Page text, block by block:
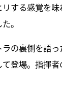
する感覚を
。
の裏側を語っ
登場。指揮